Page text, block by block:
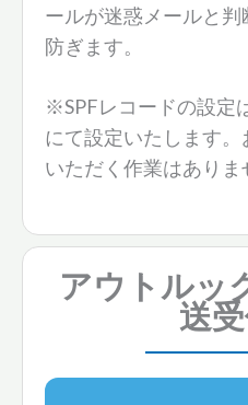
ールが迷惑メールと
防ぎます。
※SPFレコードの設定
にて設定いたします
いただく作業はありま
アウトルッ
送